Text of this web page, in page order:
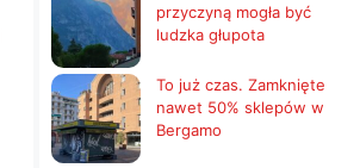
przyczyną mogła być
ludzka głupota
To już czas. Zamknięte
nawet 50% sklepów w
Bergamo